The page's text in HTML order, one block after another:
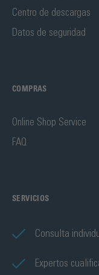
Centro de descargas
Datos de seguridad
COMPRAS
Online Shop Service
FAQ
SERVICIOS
Consulta
Expertos